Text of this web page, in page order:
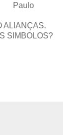
ALIANÇAS.
SIMBOLOS?